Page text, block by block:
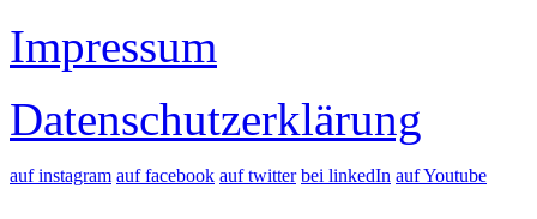
Impressum
Datenschutzerklärung
auf instagram auf facebook auf twitter bei linkedIn auf Youtube